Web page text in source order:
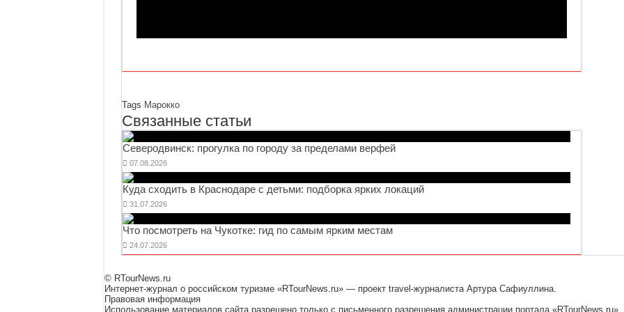
Tags Марокко
Связанные статьи
Северодвинск: прогулка по городу за пределами верфей
07.08.2026
Куда сходить в Краснодаре с детьми: подборка ярких локаций
31.07.2026
Что посмотреть на Чукотке: гид по самым ярким местам
24.07.2026
© RTourNews.ru
Интернет-журнал о российском туризме «RTourNews.ru» — проект travel-журналиста Артура Сафиуллина.
Правовая информация
Использование материалов сайта разрешено только с письменного разрешения администрации портала